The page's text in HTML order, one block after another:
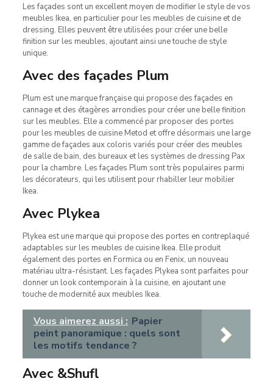
Les façades sont un excellent moyen de modifier le style de vos
meubles Ikea, en particulier pour les meubles de cuisine et de
dressing. Elles peuvent être utilisées pour créer une belle
finition sur les meubles, ajoutant ainsi une touche de style
unique.
Avec des façades Plum
Plum est une marque française qui propose des façades en
cannage et des étagères arrondies pour créer une belle finition
sur les meubles. Elle a commencé par proposer des portes
pour les meubles de cuisine Metod et offre désormais une large
gamme de façades aux coloris variés pour créer des meubles
de salle de bain, des bureaux et les systèmes de dressing Pax
pour la chambre. Les façades Plum sont très populaires parmi
les décorateurs, qui les utilisent pour rhabiller leur mobilier
Ikea.
Avec Plykea
Plykea est une marque qui propose des portes en contreplaqué
adaptables sur les meubles de cuisine Ikea. Elle produit
également des portes en Formica ou en Fenix, un nouveau
matériau ultra-résistant. Les façades Plykea sont parfaites pour
donner un look contemporain à la cuisine, en ajoutant une
touche de modernité aux meubles Ikea.
Vous aimerez aussi : Papier
peint panoramique : quels sont
les motifs tendance ?
Avec &Shufl